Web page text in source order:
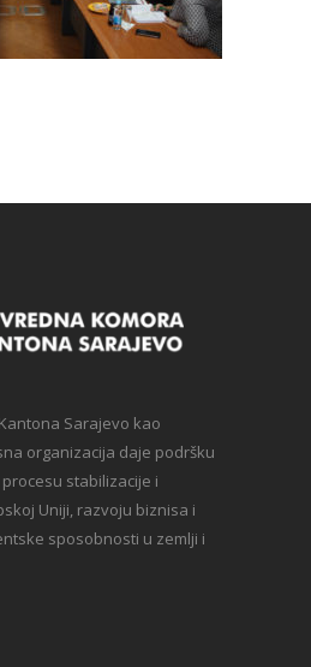
Sarajevo kao
organizacija daje podršku
stabilizacije i
Uniji, razvoju biznisa i
sposobnosti u zemlji i